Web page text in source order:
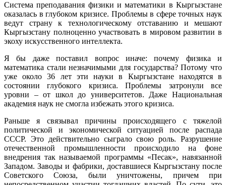
Система преподавания физики и математики в Кыргызстане
оказалась в глубоком кризисе. Проблемы в сфере точных наук
ведут страну к технологическому отставанию и мешают
Кыргызстану полноценно участвовать в мировом развитии в
экоху искусственного интеллекта.
Я бы даже поставил вопрос иначе: почему физика и
математика стали незначимыми для государства? Потому что
уже около 36 лет эти науки в Кыргызстане находятся в
состоянии глубокого кризиса. Проблемы затронули все
уровни – от школ до университетов. Даже Национальная
академия наук не смогла избежать этого кризиса.
Раньше я связывал причины происходящего с тяжелой
политической и экономической ситуацией после распада
СССР. Это действительно сыграло свою роль. Разрушение
отечественной промышленности происходило на фоне
внедрения так называемой программы «Песак», навязанной
Западом. Заводы и фабрики, доставшиеся Кыргызстану после
Советского Союза, были уничтожены, причем при